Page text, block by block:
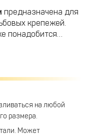
предназначена для
крепежей.
понадобится
на любой
размера.
Может